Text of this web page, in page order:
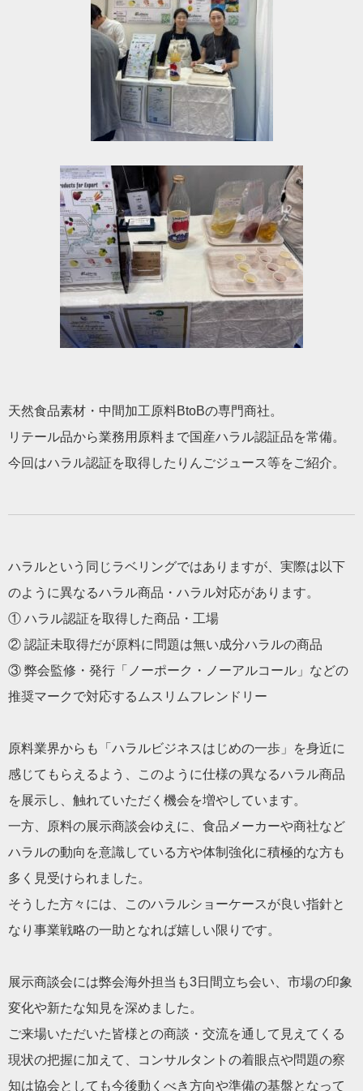
天然食品素材・中間加工原料BtoBの専門商社。
リテール品から業務用原料まで国産ハラル認証品を常備。
今回はハラル認証を取得したりんごジュース等をご紹介。
ハラルという同じラベリングではありますが、実際は以下
のように異なるハラル商品・ハラル対応があります。
① ハラル認証を取得した商品・工場
② 認証未取得だが原料に問題は無い成分ハラルの商品
③ 弊会監修・発行「ノーポーク・ノーアルコール」などの
推奨マークで対応するムスリムフレンドリー
原料業界からも「ハラルビジネスはじめの一歩」を身近に
感じてもらえるよう、このように仕様の異なるハラル商品
を展示し、触れていただく機会を増やしています。
一方、原料の展示商談会ゆえに、食品メーカーや商社など
ハラルの動向を意識している方や体制強化に積極的な方も
多く見受けられました。
そうした方々には、このハラルショーケースが良い指針と
なり事業戦略の一助となれば嬉しい限りです。
展示商談会には弊会海外担当も3日間立ち会い、市場の印象
変化や新たな知見を深めました。
ご来場いただいた皆様との商談・交流を通して見えてくる
現状の把握に加えて、コンサルタントの着眼点や問題の察
知は協会としても今後動くべき方向や準備の基盤となって